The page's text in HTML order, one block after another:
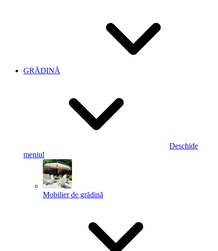
GRĂDINĂ
Deschide
meniul
Mobilier de grădină